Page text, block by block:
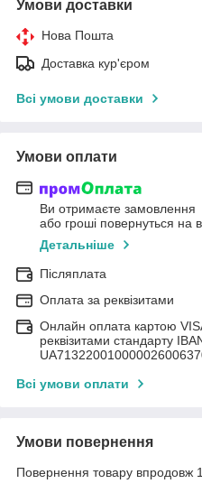
Умови доставки
Нова Пошта
Доставка кур'єром
Всі умови доставки
Умови оплати
Ви отримаєте замовлення
або гроші повернуться на
Детальніше
Післяплата
Оплата за реквізитами
Онлайн оплата картою
реквізитами стандарту
Всі умови оплати
Умови повернення
Повернення товару впродовж